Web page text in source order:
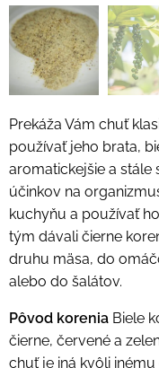
Prekáža Vám chuť
používať jeho brata,
aromatickejšie a
účinkov na
kuchyňu a používať
tým dávali čierne
druhu mäsa, do
alebo do šalátov.
Pôvod korenia Biele
čierne, červené a
chuť je iná kvôli